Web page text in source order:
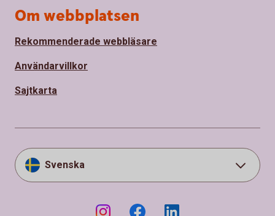
Om webbplatsen
Rekommenderade webbläsare
Användarvillkor
Sajtkarta
Svenska